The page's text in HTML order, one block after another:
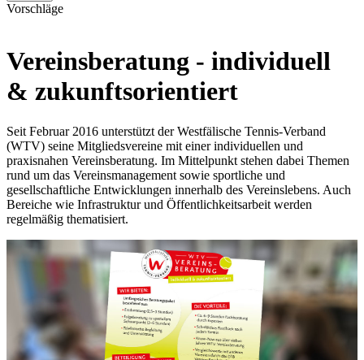
Vorschläge
Vereinsberatung - individuell
& zukunftsorientiert
Seit Februar 2016 unterstützt der Westfälische Tennis-Verband
(WTV) seine Mitgliedsvereine mit einer individuellen und
praxisnahen Vereinsberatung. Im Mittelpunkt stehen dabei Themen
rund um das Vereinsmanagement sowie sportliche und
gesellschaftliche Entwicklungen innerhalb des Vereinslebens. Auch
Bereiche wie Infrastruktur und Öffentlichkeitsarbeit werden
regelmäßig thematisiert.